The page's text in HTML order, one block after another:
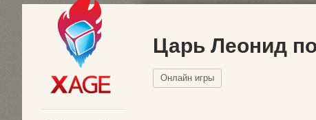
Царь Леонид
Онлайн игры